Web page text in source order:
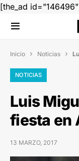
[the_ad
Inicio  Noticias 
NOTICIAS
Luis
fiesta en
13 MARZO, 2017